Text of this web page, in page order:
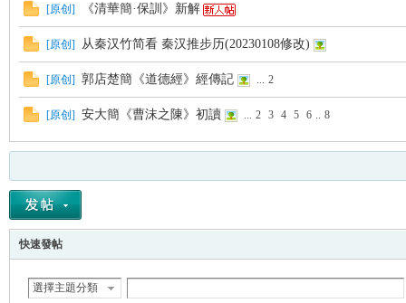
[原创 ] 《清華簡·保訓》新解
[原创 ] 从秦汉竹简看 秦汉推步历(20230108修改)
[原创 ] 郭店楚簡《道德經》經傳記 ... 2
[原创 ] 安大簡《曹沫之陳》初讀 ... 2 3 4 5 6 .. 8
快速發帖
選擇主題分類